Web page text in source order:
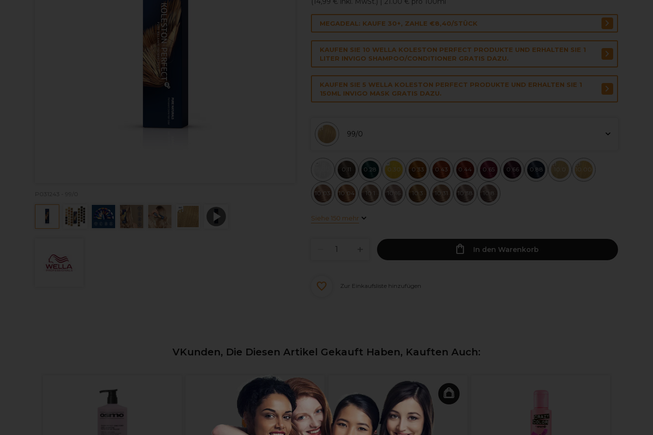
P031243 - 99/0
MEGADEAL: KAUFE 30+, ZAHLE €8,40/STÜCK
KAUFEN SIE 10 WELLA KOLESTON PERFECT PRODUKTE UND ERHALTEN SIE 1
LITER INVIGO SHAMPOO/CONDITIONER GRATIS DAZU.
KAUFEN SIE 5 WELLA KOLESTON PERFECT PRODUKTE UND ERHALTEN SIE 1
150ML INVIGO MASK GRATIS DAZU.
99/0
0.11 0.28 0.30 0.33 0.43 0.44 0.65 0.66 0.88 10.0 10.00
10.03 10.04 10.1 10.16 10.3 10.31 10.38 10.8
Siehe 150 mehr
In den Warenkorb
Zur Einkaufsliste hinzufügen
VKunden, Die Diesen Artikel Gekauft Haben, Kauften Auch: